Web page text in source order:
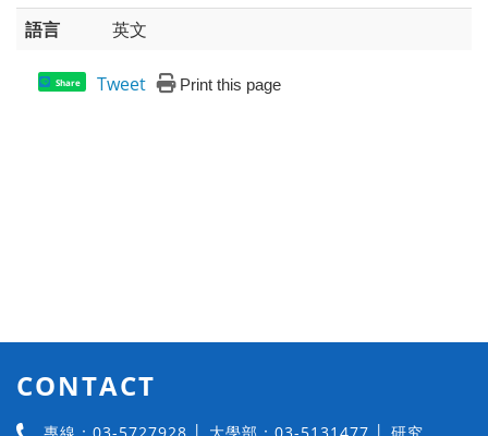
語言
英文
Share Tweet Print this page
CONTACT